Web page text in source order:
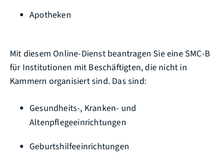
Apotheken
Mit diesem Online-Dienst beantragen Sie eine SMC-B
für Institutionen mit Beschäftigten, die nicht in
Kammern organisiert sind. Das sind:
Gesundheits-, Kranken- und
Altenpflegeeinrichtungen
Geburtshilfeeinrichtungen